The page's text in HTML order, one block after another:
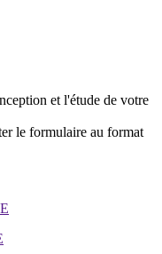
et l'étude de votre
le formulaire au format